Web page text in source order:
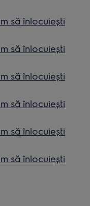
să înlocuiești
să înlocuiești
să înlocuiești
să înlocuiești
să înlocuiești
să înlocuiești